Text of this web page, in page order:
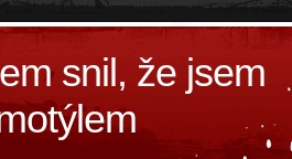
snil, že jsem